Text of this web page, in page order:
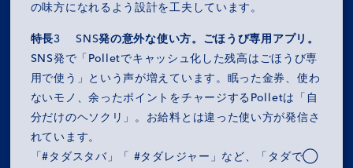
の味方になれるよう設計を工夫しています。
特長3 SNS発の意外な使い方。ごほうび専用アプリ。
SNS発で「Polletでキャッシュ化した残高はごほうび専
用で使う」という声が増えています。眠った金券、使わ
ないモノ、余ったポイントをチャージするPolletは「自
分だけのヘソクリ」。お給料とは違った使い方が発信さ
れています。
「#タダスタバ」「 #タダレジャー」など、「タダで◯